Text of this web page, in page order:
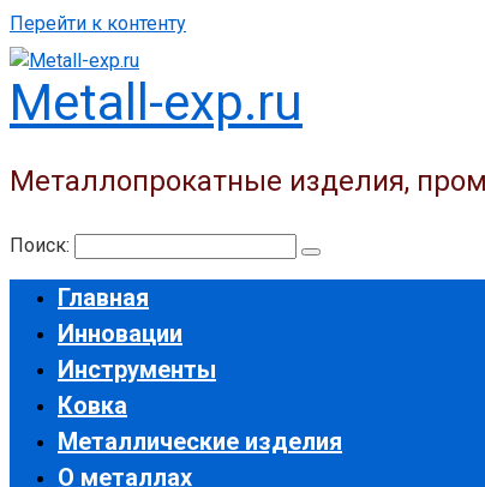
Перейти к контенту
Metall-exp.ru
Металлопрокатные изделия,
Поиск:
Главная
Инновации
Инструменты
Ковка
Металлические изделия
О металлах